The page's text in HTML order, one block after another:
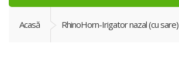
Acasă RhinoHorn-Irigator nazal (cu sare)